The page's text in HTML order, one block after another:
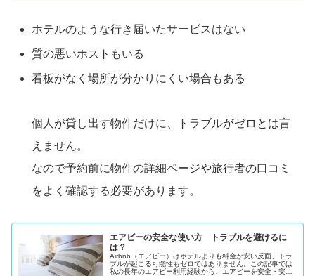
ホテルのような行き届いたサービスはない
質の悪いホストもいる
看板がなく場所が分かりにくい場合もある
個人が貸し出す物件だけに、トラブルがゼロとは言
えません。
なので予約前に物件の詳細ページや旅行者の口コミ
をよく確認する必要があります。
エアビーの安全な使い方 トラブルを避けるに
は？
Airbnb（エアビー）はホテルよりも料金が安い反面、トラ
ブルが起こる可能性もゼロではありません。この記事では
私の長年のエアビー利用経験から、エアビーを安全・安心